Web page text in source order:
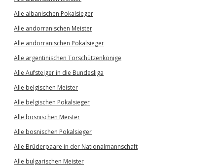
Alle albanischen Pokalsieger
Alle andorranischen Meister
Alle andorranischen Pokalsieger
Alle argentinischen Torschützenkönige
Alle Aufsteiger in die Bundesliga
Alle belgischen Meister
Alle belgischen Pokalsieger
Alle bosnischen Meister
Alle bosnischen Pokalsieger
Alle Brüderpaare in der Nationalmannschaft
Alle bulgarischen Meister